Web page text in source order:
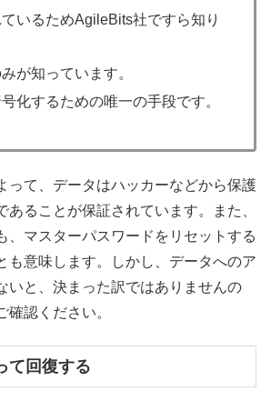
いるためAgileBits社ですら知り
が知っています。
化するための唯一の手段です。
って、データはハッカーなどから保護
あることが保証されています。また、
、マスターパスワードをリセットする
も意味します。しかし、データへのア
いと、決まった訳ではありませんの
確認ください。
て回復する